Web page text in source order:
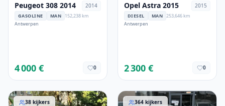
Peugeot 308 2014 2014
GASOLINE MAN
152,238 km
Antwerpen
4 000 € 0
Opel Astra 2015 2015
DIESEL MAN 253,646 km
Antwerpen
2 300 € 0
VW Sharan 2016
38 kijkers Ford Ka 2015
364 kijkers